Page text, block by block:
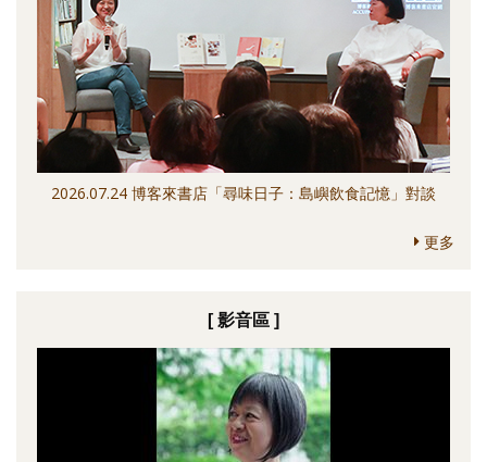
2026.07.24 博客來書店「尋味日子：島嶼飲食記憶」對談
更多
[ 影音區 ]